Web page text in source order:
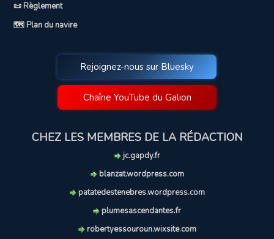
📜 Règlement
🗺️ Plan du navire
Rejoignez-nous sur Bluesky
Chaîne YouTube du Galion
CHEZ LES MEMBRES DE LA RÉDACTION
jc.gapdy.fr
blanzat.wordpress.com
patatedestenebres.wordpress.com
plumesascendantes.fr
robertyessouroun.wixsite.com